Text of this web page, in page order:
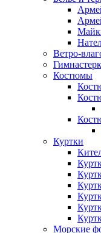
Ветро-
Костюмы
Куртки
Морские